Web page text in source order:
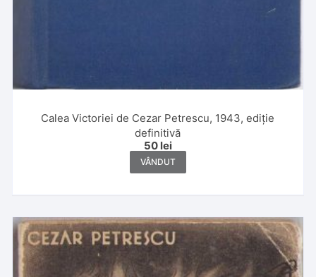
Calea Victoriei de Cezar Petrescu, 1943, ediție
definitivă
50 lei
VÂNDUT